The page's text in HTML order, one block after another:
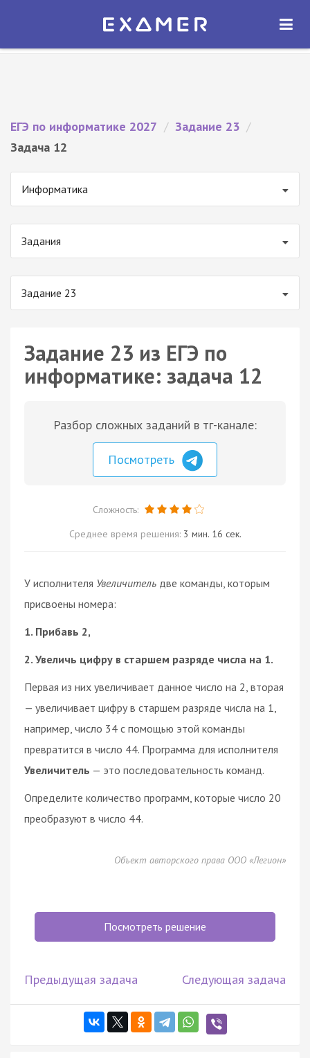
Экзамер — ЕГЭ 2027
ОТКРЫТЬ
ЕГЭ по информатике 2027 / Задание 23 /
Задача 12
Информатика
Задания
Задание 23
Задание 23 из ЕГЭ по
информатике: задача 12
Разбор сложных заданий в тг-канале:
Посмотреть
Сложность:
Среднее время решения: 3 мин. 16 сек.
У исполнителя Увеличитель две команды, которым
присвоены номера:
1. Прибавь 2,
2. Увеличь цифру в старшем разряде числа на 1.
Первая из них увеличивает данное число на 2, вторая
— увеличивает цифру в старшем разряде числа на 1,
например, число 34 с помощью этой команды
превратится в число 44. Программа для исполнителя
Увеличитель — это последовательность команд.
Определите количество программ, которые число 20
преобразуют в число 44.
Объект авторского права ООО «Легион»
Посмотреть решение
Предыдущая задача Следующая задача